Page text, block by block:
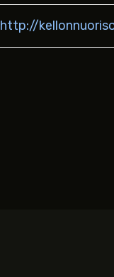
http://